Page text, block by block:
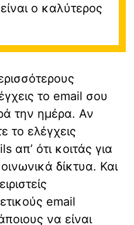
ο καλύτερος
το email σου
την ημέρα. Αν
το ελέγχεις
απ’ ότι κοιτάς για
δίκτυα. Και
email
να είναι